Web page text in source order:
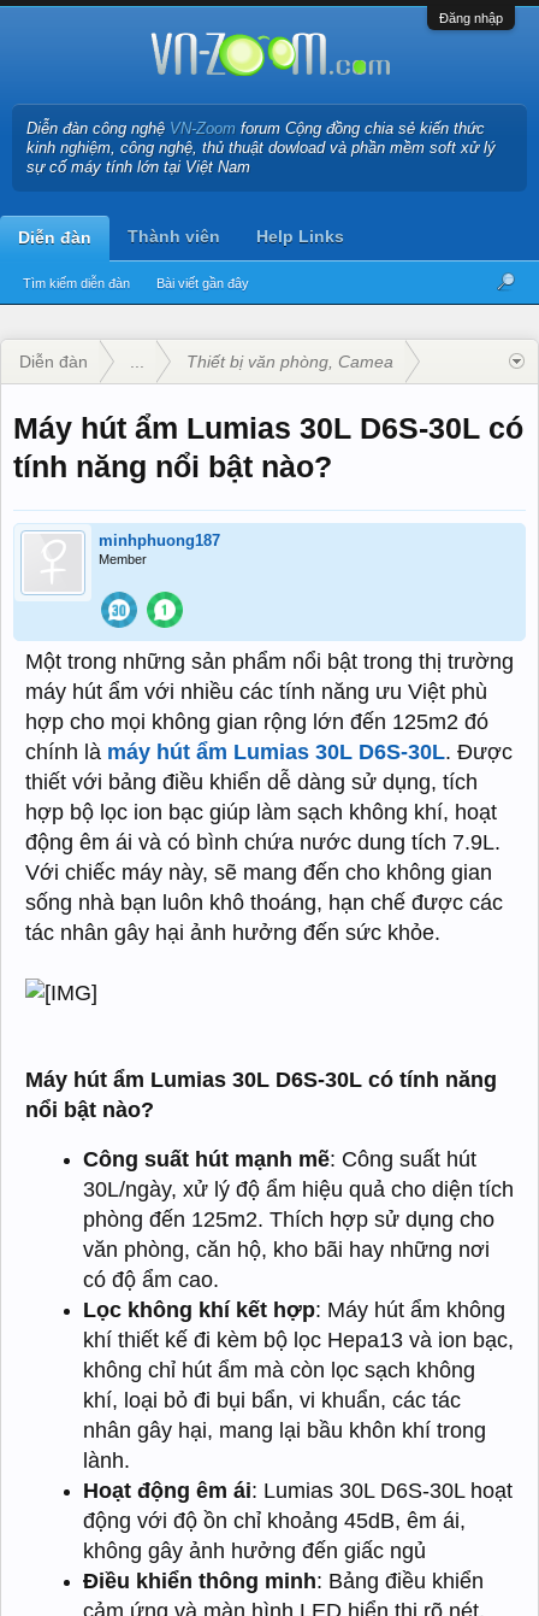
Đăng nhập
Diễn đàn công nghệ VN-Zoom forum Cộng đồng chia sẻ kiến thức
kinh nghiệm, công nghệ, thủ thuật dowload và phần mềm soft xử lý
sự cố máy tính lớn tại Việt Nam
Diễn đàn
Tìm kiếm diễn đàn Bài viết gần đây
Thành viên Help Links
Diễn đàn Thiết bị văn phòng, Camea
Máy hút ẩm Lumias 30L D6S-30L có
tính năng nổi bật nào?
minhphuong187
Member
Một trong những sản phẩm nổi bật trong thị trường
máy hút ẩm với nhiều các tính năng ưu Việt phù
hợp cho mọi không gian rộng lớn đến 125m2 đó
chính là máy hút ẩm Lumias 30L D6S-30L. Được
thiết với bảng điều khiển dễ dàng sử dụng, tích
hợp bộ lọc ion bạc giúp làm sạch không khí, hoạt
động êm ái và có bình chứa nước dung tích 7.9L.
Với chiếc máy này, sẽ mang đến cho không gian
sống nhà bạn luôn khô thoáng, hạn chế được các
tác nhân gây hại ảnh hưởng đến sức khỏe.
Máy hút ẩm Lumias 30L D6S-30L có tính năng
nổi bật nào?
Công suất hút mạnh mẽ: Công suất hút
30L/ngày, xử lý độ ẩm hiệu quả cho diện tích
phòng đến 125m2. Thích hợp sử dụng cho
văn phòng, căn hộ, kho bãi hay những nơi
có độ ẩm cao.
Lọc không khí kết hợp: Máy hút ẩm không
khí thiết kế đi kèm bộ lọc Hepa13 và ion bạc,
không chỉ hút ẩm mà còn lọc sạch không
khí, loại bỏ đi bụi bẩn, vi khuẩn, các tác
nhân gây hại, mang lại bầu khôn khí trong
lành.
Hoạt động êm ái: Lumias 30L D6S-30L hoạt
động với độ ồn chỉ khoảng 45dB, êm ái,
không gây ảnh hưởng đến giấc ngủ
Điều khiển thông minh: Bảng điều khiển
cảm ứng và màn hình LED hiển thị rõ nét,